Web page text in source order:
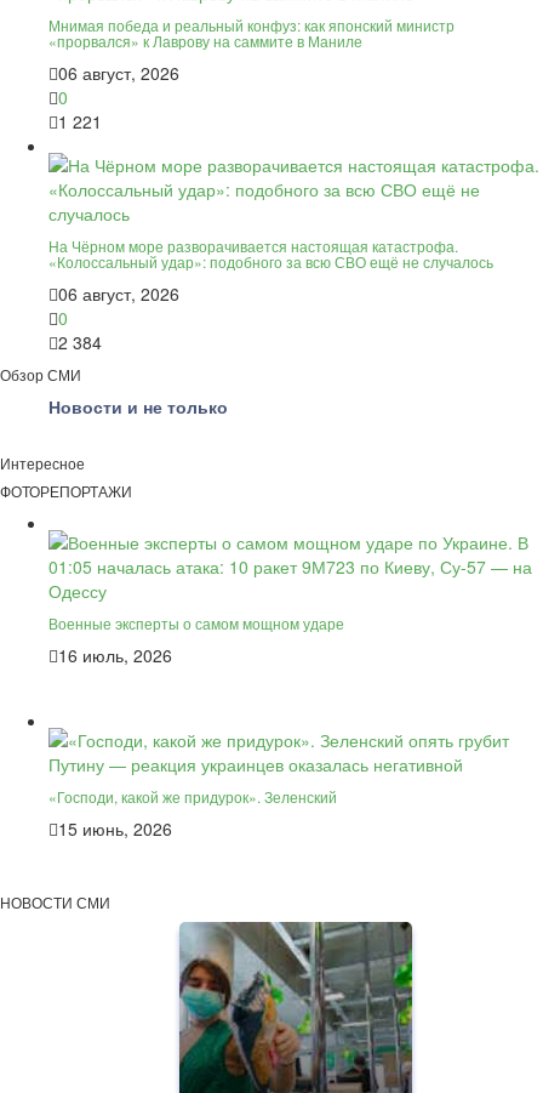
Мнимая победа и реальный конфуз: как японский министр
«прорвался» к Лаврову на саммите в Маниле
06 август, 2026
0
1 221
На Чёрном море разворачивается настоящая катастрофа.
«Колоссальный удар»: подобного за всю СВО ещё не случалось
06 август, 2026
0
2 384
Обзор СМИ
Новости и не только
Интересное
ФОТОРЕПОРТАЖИ
Военные эксперты о самом мощном ударе
16 июль, 2026
«Господи, какой же придурок». Зеленский
15 июнь, 2026
НОВОСТИ СМИ